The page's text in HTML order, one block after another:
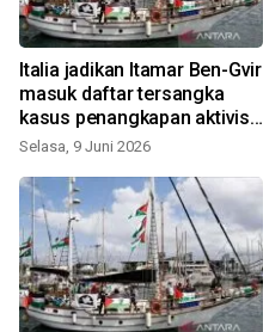
Italia jadikan Itamar Ben-Gvir
masuk daftar tersangka
kasus penangkapan aktivis
flotila
Selasa, 9 Juni 2026